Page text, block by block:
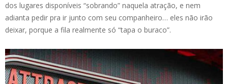
dos lugares disponíveis “sobrando” naquela atração, e nem
adianta pedir pra ir junto com seu companheiro… eles não irão
deixar, porque a fila realmente só “tapa o buraco”.